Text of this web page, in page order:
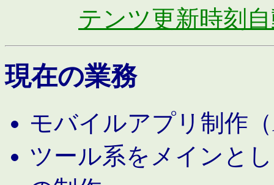
テンツ更新時刻
現在の業務
モバイルアプリ制作
ツール系をメインと